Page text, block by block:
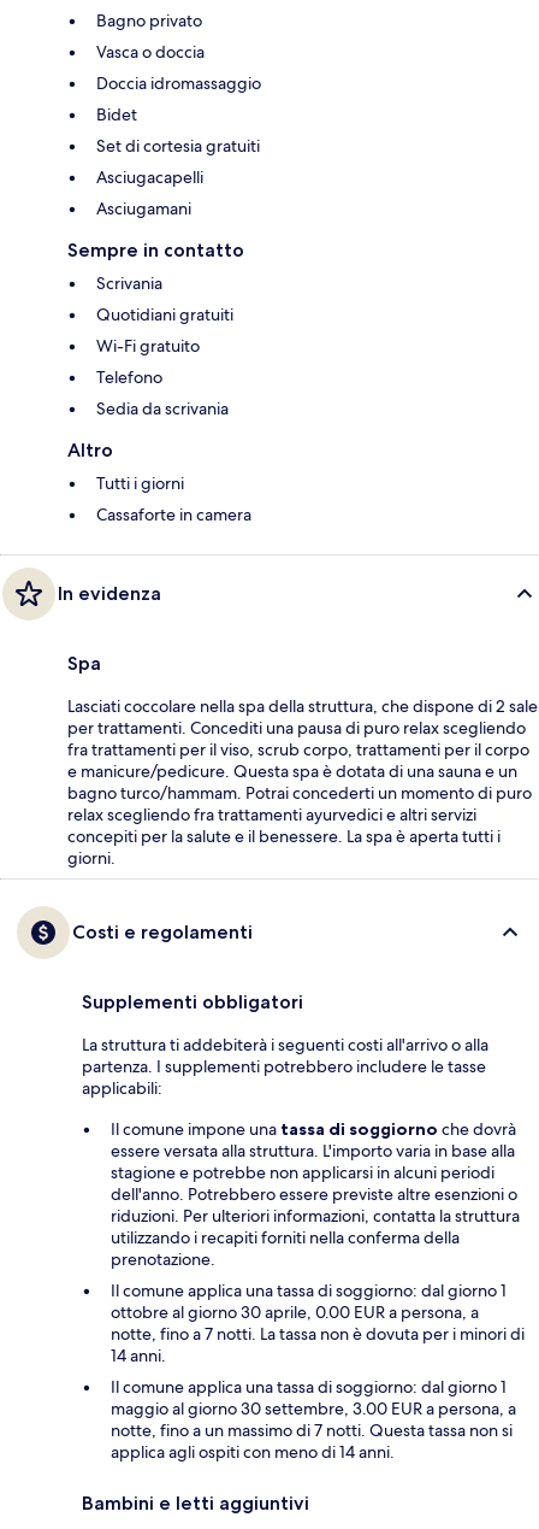
Bagno privato
Vasca o doccia
Doccia idromassaggio
Bidet
Set di cortesia gratuiti
Asciugacapelli
Asciugamani
Sempre in contatto
Scrivania
Quotidiani gratuiti
Wi-Fi gratuito
Telefono
Sedia da scrivania
Altro
Tutti i giorni
Cassaforte in camera
In evidenza
Spa
Lasciati coccolare nella spa della struttura, che dispone di 2 sale
per trattamenti. Concediti una pausa di puro relax scegliendo
fra trattamenti per il viso, scrub corpo, trattamenti per il corpo
e manicure/pedicure. Questa spa è dotata di una sauna e un
bagno turco/hammam. Potrai concederti un momento di puro
relax scegliendo fra trattamenti ayurvedici e altri servizi
concepiti per la salute e il benessere. La spa è aperta tutti i
giorni.
Costi e regolamenti
Supplementi obbligatori
La struttura ti addebiterà i seguenti costi all'arrivo o alla
partenza. I supplementi potrebbero includere le tasse
applicabili:
Il comune impone una tassa di soggiorno che dovrà
essere versata alla struttura. L'importo varia in base alla
stagione e potrebbe non applicarsi in alcuni periodi
dell'anno. Potrebbero essere previste altre esenzioni o
riduzioni. Per ulteriori informazioni, contatta la struttura
utilizzando i recapiti forniti nella conferma della
prenotazione.
Il comune applica una tassa di soggiorno: dal giorno 1
ottobre al giorno 30 aprile, 0.00 EUR a persona, a
notte, fino a 7 notti. La tassa non è dovuta per i minori di
14 anni.
Il comune applica una tassa di soggiorno: dal giorno 1
maggio al giorno 30 settembre, 3.00 EUR a persona, a
notte, fino a un massimo di 7 notti. Questa tassa non si
applica agli ospiti con meno di 14 anni.
Bambini e letti aggiuntivi